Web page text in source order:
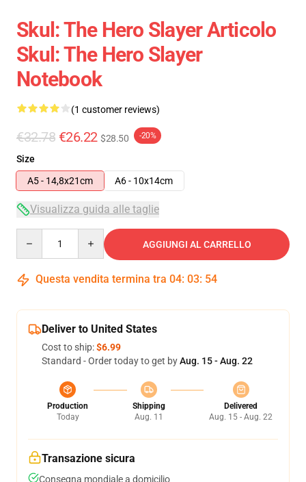
Skul: The Hero Slayer Articolo
Skul: The Hero Slayer
Notebook
(1 customer reviews)
€32.78 €26.22 $28.50 -20%
Size
A5 - 14,8x21cm
A6 - 10x14cm
Visualizza guida alle taglie
AGGIUNGI AL CARRELLO
Questa vendita termina tra 04: 03: 53
Deliver to United States
Cost to ship:$6.99
Standard - Order today to get byAug. 15 - Aug. 22
Production
Today
Shipping
Aug. 11
Delivered
Aug. 15 - Aug. 22
Transazione sicura
Consegna mondiale a domicilio